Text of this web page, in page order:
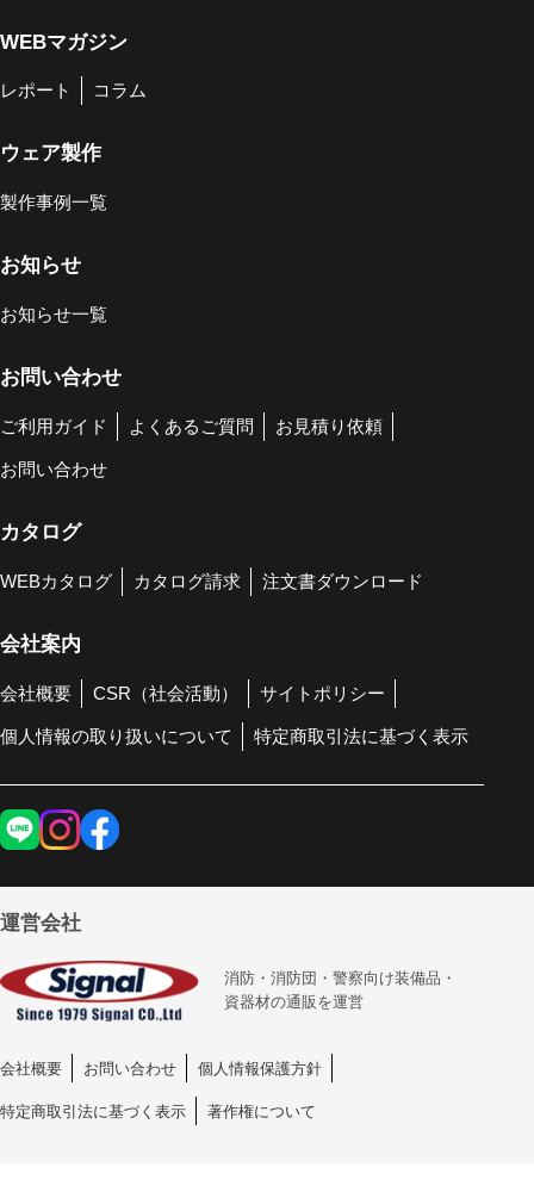
WEBマガジン
レポート コラム
ウェア製作
製作事例一覧
お知らせ
お知らせ一覧
お問い合わせ
ご利用ガイド よくあるご質問 お見積り依頼
お問い合わせ
カタログ
WEBカタログ カタログ請求 注文書ダウンロード
会社案内
会社概要 CSR（社会活動） サイトポリシー
個人情報の取り扱いについて 特定商取引法に基づく表示
運営会社
消防・消防団・警察向け装備品・
資器材の通販を運営
会社概要 お問い合わせ 個人情報保護方針
特定商取引法に基づく表示 著作権について